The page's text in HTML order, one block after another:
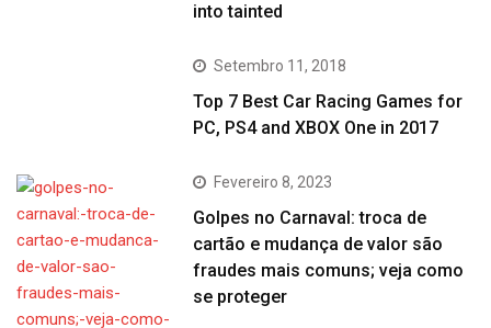
into tainted
Setembro 11, 2018
Top 7 Best Car Racing Games for
PC, PS4 and XBOX One in 2017
Fevereiro 8, 2023
Golpes no Carnaval: troca de
cartão e mudança de valor são
fraudes mais comuns; veja como
se proteger